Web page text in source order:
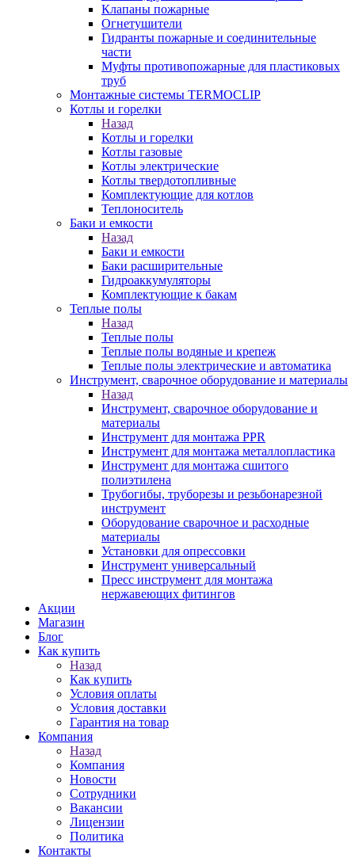
Клапаны пожарные
Огнетушители
Гидранты пожарные и соединительные
части
Муфты противопожарные для пластиковых
труб
Монтажные системы TERMOCLIP
Котлы и горелки
Назад
Котлы и горелки
Котлы газовые
Котлы электрические
Котлы твердотопливные
Комплектующие для котлов
Теплоноситель
Баки и емкости
Назад
Баки и емкости
Баки расширительные
Гидроаккумуляторы
Комплектующие к бакам
Теплые полы
Назад
Теплые полы
Теплые полы водяные и крепеж
Теплые полы электрические и автоматика
Инструмент, сварочное оборудование и материалы
Назад
Инструмент, сварочное оборудование и
материалы
Инструмент для монтажа PPR
Инструмент для монтажа металлопластика
Инструмент для монтажа сшитого
полиэтилена
Трубогибы, труборезы и резьбонарезной
инструмент
Оборудование сварочное и расходные
материалы
Установки для опрессовки
Инструмент универсальный
Пресс инструмент для монтажа
нержавеющих фитингов
Акции
Магазин
Блог
Как купить
Назад
Как купить
Условия оплаты
Условия доставки
Гарантия на товар
Компания
Назад
Компания
Новости
Сотрудники
Вакансии
Лицензии
Политика
Контакты